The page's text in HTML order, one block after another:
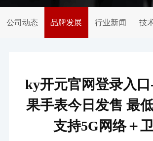
公司动态 品牌发展 行业新闻 技
ky开元官网登录入
果手表今日发售 最
支持5G网络＋